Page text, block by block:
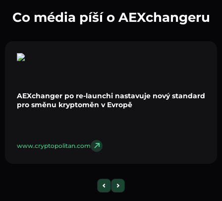
Co média píší o AEXchangeru
AEXchanger po re-launchi nastavuje nový standard
pro směnu kryptoměn v Evropě
www.cryptopolitan.com